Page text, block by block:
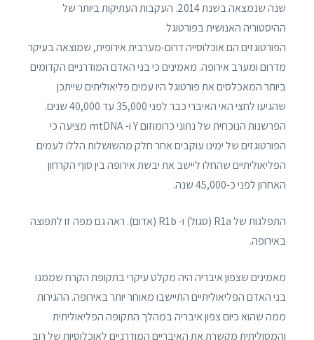
שנה שנמצאה בשנת 2014. העקבות העתיקות ביותר של
ההיסטוריה האנושית בפורטוגל
הפורטוגזים הם אוכלוסייה דרום-מערבית אירופית, שמוצאה בעיקר
מדרום ומערב אירופה. מאמינים כי בני האדם המודרניים הקדומים
ביותר המאכלסים את פורטוגל היו עמים פליאוליתים שייתכן
שהגיעו לחצי האי האיברי כבר לפני 35,000 עד 40,000 שנים.
הפרשנות הנוכחית של נתוני כרומוזום Y ו- mtDNA מציעה כי
הפורטוגזים של ימינו עוקבים אחר חלק מהשושלות הללו לעמים
הפליאוליתיים שהחלו ליישב את יבשת אירופה בין סוף הקרחון
האחרון לפני כ-45,000 שנה.
התפלגות של R1a (סגול) ו- R1b (אדום). ראה גם מפה זו לתפוצה
באירופה.
מאמינים שצפון איבריה היה מקלט עיקרי בתקופת הקרח שממנו
בני האדם הפליאוליתיים התיישבו מאוחר יותר באירופה. ההגירות
ממה שהוא כיום צפון איבריה במהלך התקופה הפליאוליתית
והמסוליתית מקשרת את האיבריים המודרניים לאוכלוסיות של רוב